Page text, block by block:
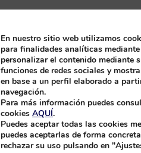
En nuestro sitio web utilizamos
para finalidades analíticas
personalizar el contenido mediante
funciones de redes sociales y
en base a un perfil elaborado a
navegación.
Para más información puedes
cookies AQUÍ.
Puedes aceptar todas las cookies
puedes aceptarlas de forma
rechazar su uso pulsando en